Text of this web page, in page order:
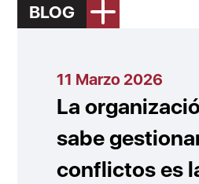
BLOG
11 Marzo 2026
La
sabe
conflictos es